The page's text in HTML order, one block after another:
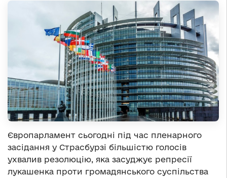
Європарламент сьогодні під час пленарного
засідання у Страсбурзі більшістю голосів
ухвалив резолюцію, яка засуджує репресії
лукашенка проти громадянського суспільства